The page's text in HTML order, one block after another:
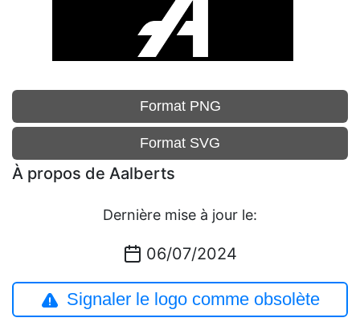
Format PNG
Format SVG
À propos de Aalberts
Dernière mise à jour le:
06/07/2024
Signaler le logo comme obsolète